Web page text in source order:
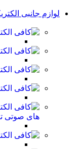
لوازم جانبی
های صوتی